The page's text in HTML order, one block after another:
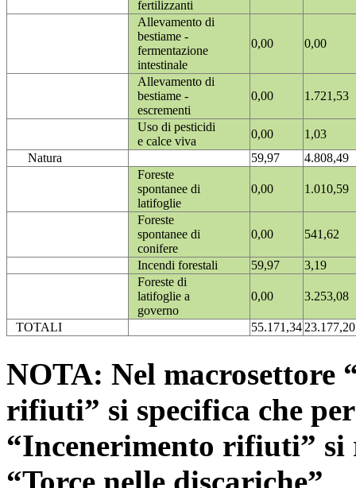
fertilizzanti
Allevamento di
bestiame -
fermentazione
intestinale
0,00 0,00
Allevamento di
bestiame -
escrementi
0,00 1.721,53
Uso di pesticidi
e calce viva
0,00
1,03
Natura
59,97
4.808,49
Foreste
spontanee di
latifoglie
0,00 1.010,59
Foreste
spontanee di
conifere
0,00 541,62
Incendi forestali 59,97
3,19
Foreste di
latifoglie a
governo
0,00 3.253,08
TOTALI 55.171,3423.177,20
NOTA: Nel macrosettore
rifiuti” si specifica che
“Incenerimento rifiuti”
“Torce nelle discariche”